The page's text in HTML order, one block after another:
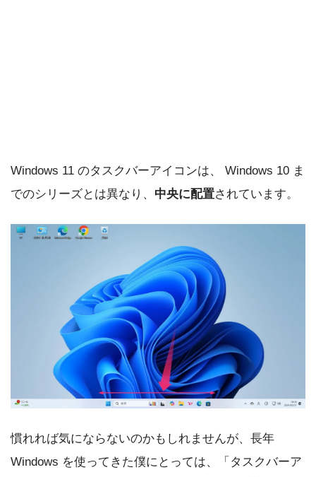
Windows 11 のタスクバーアイコンは、 Windows 10 ま
でのシリーズとは異なり、 中央に配置されています。
慣れれば気にならないのかもしれませんが、長年
Windows を使ってきた僕にとっては、「タスクバーア